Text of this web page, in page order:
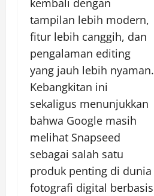
kembali dengan
tampilan lebih modern,
fitur lebih canggih, dan
pengalaman editing
yang jauh lebih nyaman.
Kebangkitan ini
sekaligus menunjukkan
bahwa Google masih
melihat Snapseed
sebagai salah satu
produk penting di dunia
fotografi digital berbasis